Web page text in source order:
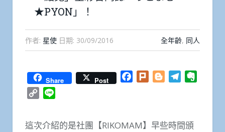
★PYON」！
作者: 星使 日期: 30/09/2016 全年齡, 同人
Share Post Facebook
Plurk BloggerTelegram
Copy
這次介紹的是社團【RIKOMAM】早些時間頒